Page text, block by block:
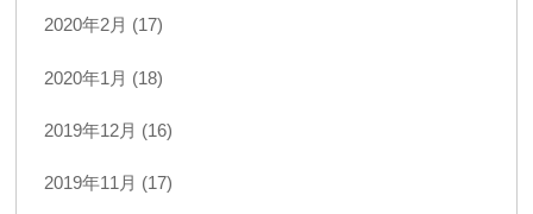
2020年2月 (17)
2020年1月 (18)
2019年12月 (16)
2019年11月 (17)